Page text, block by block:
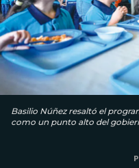
Basilio Núñez resaltó el
como un punto alto del